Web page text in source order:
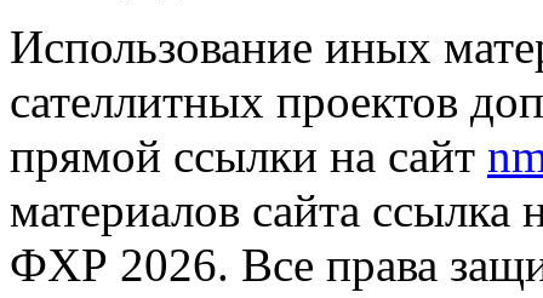
Использование иных
сателлитных проектов
прямой ссылки на сайт
материалов сайта ссылка
ФХР 2026. Все права